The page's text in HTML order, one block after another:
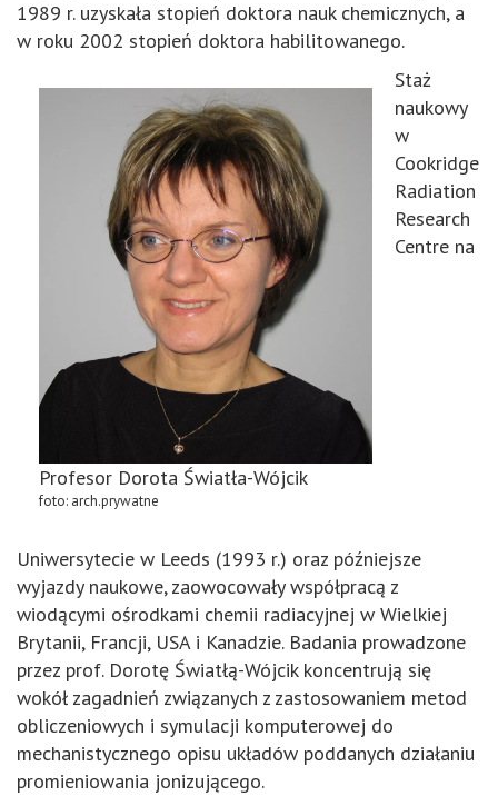
1989 r. uzyskała stopień doktora nauk chemicznych, a
w roku 2002 stopień doktora habilitowanego.
Profesor Dorota Światła-Wójcik
foto: arch.prywatne
Staż
naukowy
w
Cookridge
Radiation
Research
Centre na
Uniwersytecie w Leeds (1993 r.) oraz późniejsze
wyjazdy naukowe, zaowocowały współpracą z
wiodącymi ośrodkami chemii radiacyjnej w Wielkiej
Brytanii, Francji, USA i Kanadzie. Badania prowadzone
przez prof. Dorotę Światłą-Wójcik koncentrują się
wokół zagadnień związanych z zastosowaniem metod
obliczeniowych i symulacji komputerowej do
mechanistycznego opisu układów poddanych działaniu
promieniowania jonizującego.